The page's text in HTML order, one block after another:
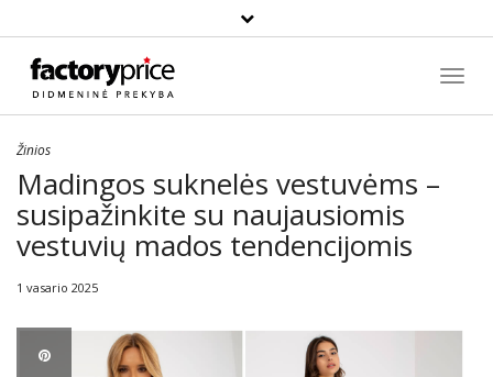
Paieška
Žinios
Madingos suknelės vestuvėms –
susipažinkite su naujausiomis
vestuvių mados tendencijomis
1 vasario 2025